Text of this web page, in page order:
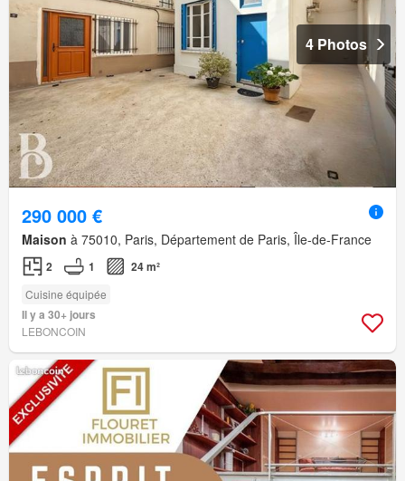
4 Photos
290 000 €
Maison à 75010, Paris, Département de Paris, Île-de-France
2 1 24 m²
Cuisine équipée
Il y a 30+ jours
LEBONCOIN